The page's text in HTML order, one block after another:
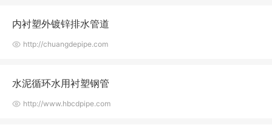
内衬塑外镀锌排水管道
http://chuangdepipe.com
水泥循环水用衬塑钢管
http://www.hbcdpipe.com